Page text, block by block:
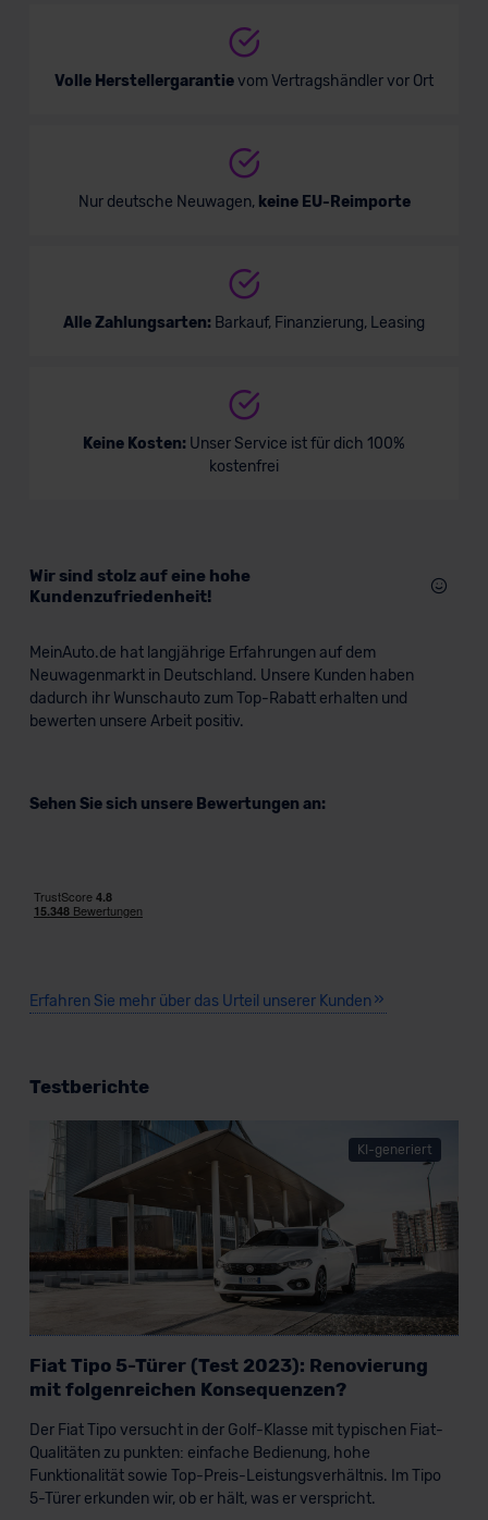
Volle Herstellergarantievom Vertragshändler vor Ort
Nur deutsche Neuwagen, keine EU-Reimporte
Alle Zahlungsarten: Barkauf, Finanzierung, Leasing
Keine Kosten: Unser Service ist für dich 100%
kostenfrei
Wir sind stolz auf eine hohe
Kundenzufriedenheit!
MeinAuto.de hat langjährige Erfahrungen auf dem
Neuwagenmarkt in Deutschland. Unsere Kunden haben
dadurch ihr Wunschauto zum Top-Rabatt erhalten und
bewerten unsere Arbeit positiv.
Sehen Sie sich unsere Bewertungen an:
Erfahren Sie mehr über das Urteil unserer Kunden
Testberichte
KI-generiert
Fiat Tipo 5-Türer (Test 2023): Renovierung
mit folgenreichen Konsequenzen?
Der Fiat Tipo versucht in der Golf-Klasse mit typischen Fiat-
Qualitäten zu punkten: einfache Bedienung, hohe
Funktionalität sowie Top-Preis-Leistungsverhältnis. Im Tipo
5-Türer erkunden wir, ob er hält, was er verspricht.